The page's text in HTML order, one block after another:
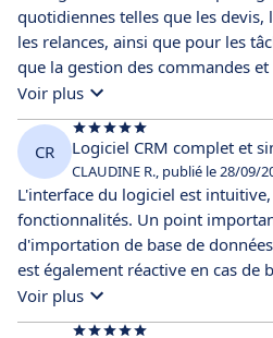
quotidiennes telles que les devis,
les relances, ainsi que pour les
que la gestion des commandes
Voir plus
CR Logiciel CRM complet et
CLAUDINE R., publié le 28/09/
L'interface du logiciel est
fonctionnalités. Un point
d'importation de base de
est également réactive en cas de
Voir plus